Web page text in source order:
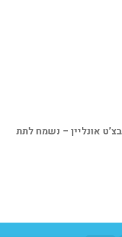
אונליין – נשמח לתת